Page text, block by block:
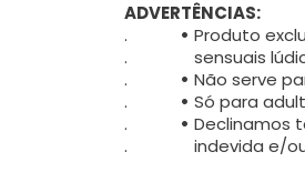
ADVERTÊNCIAS:
. • Produto
.
sensuais
.
• Não serve
.
• Só para
.
• Declinamos
.
indevida e/ou